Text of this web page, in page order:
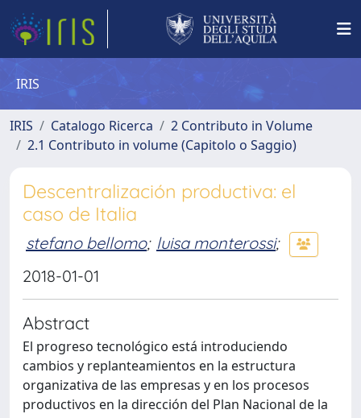
IRIS
IRIS Catalogo Ricerca
2 Contributo in Volume
2.1 Contributo in volume (Capitolo o Saggio)
Descentralización productiva: el
caso de Italia
stefano bellomo; luisa monterossi;
2018-01-01
Abstract
El progreso tecnológico está introduciendo
cambios y replanteamientos en la estructura
organizativa de las empresas y en los procesos
productivos en la dirección del Plan Nacional de la